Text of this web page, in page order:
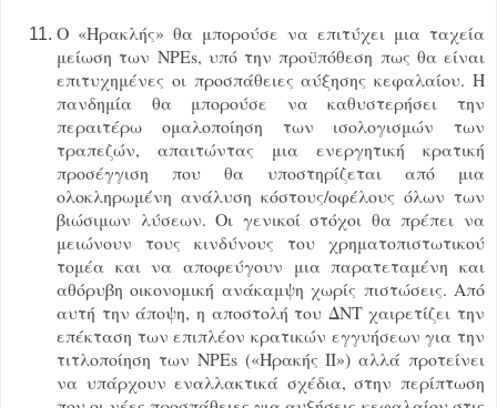
Ο «Ηρακλής» θα μπορούσε να επιτύχει μια ταχεία
μείωση των NPEs, υπό την προϋπόθεση πως θα είναι
επιτυχημένες οι προσπάθειες αύξησης κεφαλαίου. Η
πανδημία θα μπορούσε να καθυστερήσει την
περαιτέρω ομαλοποίηση των ισολογισμών των
τραπεζών, απαιτώντας μια ενεργητική κρατική
προσέγγιση που θα υποστηρίζεται από μια
ολοκληρωμένη ανάλυση κόστους/οφέλους όλων των
βιώσιμων λύσεων. Οι γενικοί στόχοι θα πρέπει να
μειώνουν τους κινδύνους του χρηματοπιστωτικού
τομέα και να αποφεύγουν μια παρατεταμένη και
αθόρυβη οικονομική ανάκαμψη χωρίς πιστώσεις. Από
αυτή την άποψη, η αποστολή του ΔΝΤ χαιρετίζει την
επέκταση των επιπλέον κρατικών εγγυήσεων για την
τιτλοποίηση των NPEs («Ηρακής ΙΙ») αλλά προτείνει
να υπάρχουν εναλλακτικά σχέδια, στην περίπτωση